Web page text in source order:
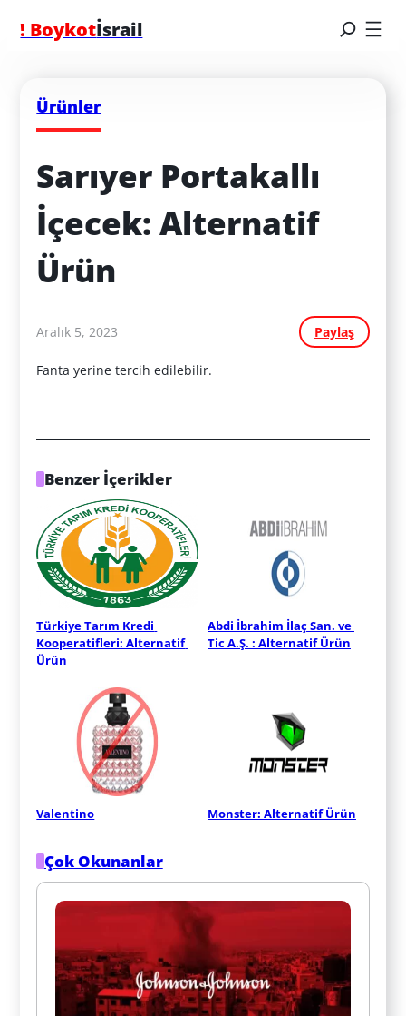
! Boykotİsrail
Ürünler
Sarıyer Portakallı
İçecek: Alternatif
Ürün
Aralık 5, 2023 Paylaş
Fanta yerine tercih edilebilir.
Benzer İçerikler
Türkiye Tarım Kredi
Kooperatifleri: Alternatif
Ürün
Abdi İbrahim İlaç San. ve
Tic A.Ş. : Alternatif Ürün
Valentino Monster: Alternatif Ürün
Çok Okunanlar